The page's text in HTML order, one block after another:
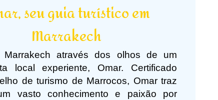
seu guia turístico em
Marrakech
Marrakech através dos olhos de um
local experiente, Omar. Certificado
de turismo de Marrocos, Omar traz
vasto conhecimento e paixão por